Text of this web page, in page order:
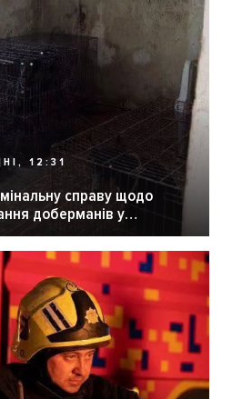
12:31
справу щодо
доберманів у